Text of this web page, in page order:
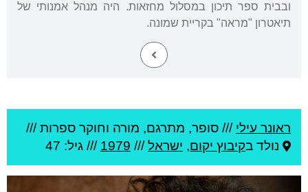
ובבית ספר תיכון במסלול מחזאות. היה מנהל אמנותי של
תיאטרון "מראה" בקריית שמונה.
ראונר עילי /// סופר, מתרגם, מורה וחוקר ספרות ///
נולד בקיבוץ יקום, ישראל///
1979 /// גיל: 47